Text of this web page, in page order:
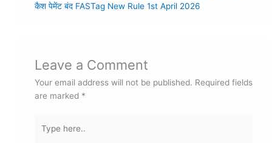
कैश पेमेंट बंद FASTag New Rule 1st April 2026
Leave a Comment
Your email address will not be published. Required fields
are marked *
here..